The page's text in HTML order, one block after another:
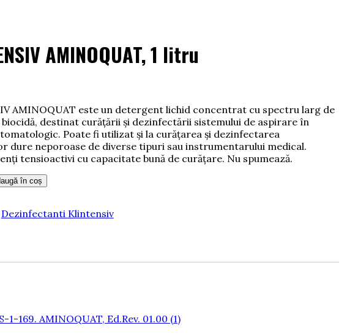
AMINOQUAT, 1 litru
AMINOQUAT este un detergent lichid concentrat cu spectru larg de
destinat curățării și dezinfectării sistemului de aspirare în
Poate fi utilizat și la curățarea și dezinfectarea
dure neporoase de diverse tipuri sau instrumentarului medical.
tensioactivi cu capacitate bună de curățare. Nu spumează.
în coș
Dezinfectanti Klintensiv
1-169. AMINOQUAT, Ed.Rev. 01.00 (1)